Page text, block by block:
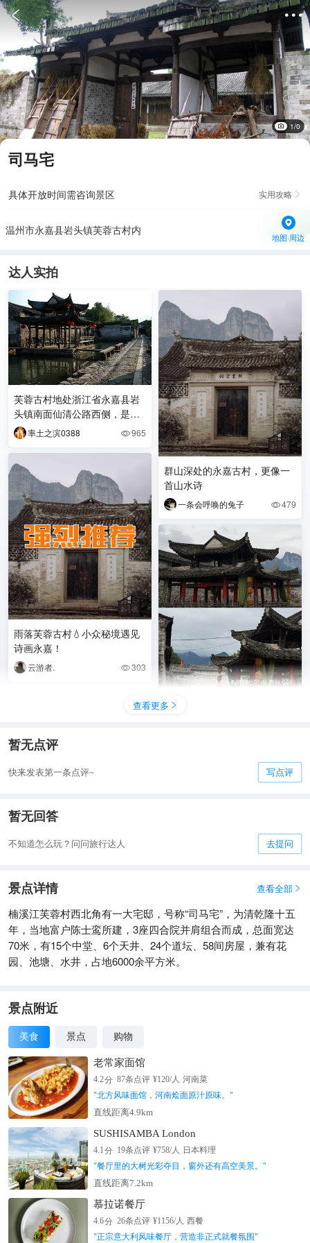
 
1/0
司马宅
具体开放时间需咨询景区 实用攻略 
温州市永嘉县岩头镇芙蓉古村内
地图·周边
达人实拍
芙蓉古村地处浙江省永嘉县岩
头镇南面仙清公路西侧，是一
座背靠“芙蓉三冠”，布局于平
地上的大型村寨，始建
率土之滨0388 965
雨落芙蓉古村💧小众秘境遇见
诗画永嘉！
云游者. 303
群山深处的永嘉古村，更像一
首山水诗
一条会呼唤的兔子 479
永嘉芙蓉古村｜烟雨藏深山，
查看更多 
暂无点评
快来发表第一条点评~ 写点评
暂无回答
不知道怎么玩？问问旅行达人 去提问
景点详情 查看全部 
楠溪江芙蓉村西北角有一大宅邸，号称“司马宅”，为清乾隆十五
年，当地富户陈士鸾所建，3座四合院并肩组合而成，总面宽达
70米，有15个中堂、6个天井、24个道坛、58间房屋，兼有花
园、池塘、水井，占地6000余平方米。
景点附近
美食 景点 购物
老常家面馆
4.2分 87条点评 ¥120/人 河南菜
"北方风味面馆，河南烩面原汁原味。 "
直线距离4.9km
SUSHISAMBA London
4.1分 19条点评 ¥758/人 日本料理
"餐厅里的大树光彩夺目，窗外还有高空美景。 "
直线距离7.2km
慕拉诺餐厅
4.6分 26条点评 ¥1156/人 西餐
"正宗意大利风味餐厅，营造非正式就餐氛围"